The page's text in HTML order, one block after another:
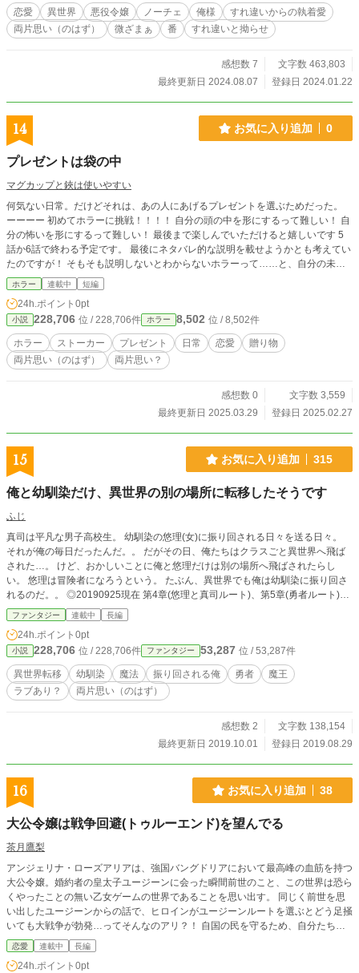
なのに。 ヒーローが悪役令嬢を好きになるはずがない！ 殿
下はただ興味を持っただけ、そこに愛なんて存在しない！
期待するだけ無駄！ しかし、番契約で結ばれたロルベーア
なはずじゃなかったのに！ ヒロインが現れたら殿下とともに
受けた呪いで一年後死ぬ身。けれど徐々に殿下へ惹かれてい
ら。この感情は番相手に生まれる偽物の感情なのだと自分に
言い聞かせ、ロルベーアは殿下から再び離れることを決める
恋愛 異世界 悪役令嬢 ノーチェ 俺様
すれ違いからの執着愛
両片思い（のはず）
微ざまぁ 番 すれ違いと拗らせ
感想数 7
文字数 463,803
最終更新日 2024.08.07
登録日 2024.01.22
14 お気に入り追加 0
プレゼントは袋の中
マグカップと鋏は使いやすい
何気ない日常。だけどそれは、あの人にあげるプレゼントを選ぶためだった。
ーーーー 初めてホラーに挑戦！！！！ 自分の頭の中を形にするって難しい！ 自
分の怖いを形にするって難しい！ 最後まで楽しんでいただけると嬉しいです 5
話か6話で終わる予定です。 最後にネタバレ的な説明を載せようかとも考えてい
たのですが！ そもそも説明しないとわからないホラーって……と、自分の未熟
さに悩み中です
ホラー 連載中 短編
24h.ポイント 0pt
小説 228,706 位 / 228,706件 ホラー 8,502 位 / 8,502件
ホラー ストーカー プレゼント 日常 恋愛
贈り物
両片思い（のはず）
両片思い？
感想数 0
文字数 3,559
最終更新日 2025.03.29
登録日 2025.02.27
15 お気に入り追加 315
俺と幼馴染だけ、異世界の別の場所に転移したそうです
ふじ
真司は平凡な男子高校生。 幼馴染の悠理(女)に振り回される日々を送る日々。
それが俺の毎日だったんだ。。 だがその日、俺たちはクラスごと異世界へ飛ば
された…。 けど、おかしいことに俺と悠理だけは別の場所へ飛ばされたらし
い。 悠理は冒険者になろうという。 たぶん、異世界でも俺は幼馴染に振り回さ
れるのだ。。 ◎20190925現在 第4章(悠理と真司ルート)、第5章(勇者ルート)を
並行して書いております。 時系列も同時並行となっております。 予定としては
第6章で合流予定です。 ◆暴力シーン,R-18は、もしかしたらあるかも？なの
で、その都度対応していきます。 ◆初めての執筆で緊張してます。お手柔らか
に。 ◆物語としてはゆるゆるペースです。ご了承くださいませ。 クラスメイト
の勇者御一行は途中で出てきます。 ◆誤字脱字、意味の取違い、などは教えて
もらえると勉強になります。
ファンタジー 連載中 長編
24h.ポイント 0pt
小説 228,706 位 / 228,706件 ファンタジー 53,287 位 / 53,287件
異世界転移 幼馴染 魔法 振り回される俺 勇者
魔王
ラブあり？
両片思い（のはず）
感想数 2
文字数 138,154
最終更新日 2019.10.01
登録日 2019.08.29
16 お気に入り追加 38
大公令嬢は戦争回避(トゥルーエンド)を望んでる
茶月鷹梨
アンジェリナ・ローズアリアは、強国バングドリアにおいて最高峰の血筋を持つ
大公令嬢。婚約者の皇太子ユージーンに会った瞬間前世のこと、この世界は恐ら
くやったことの無い乙女ゲームの世界であることを思い出す。 同じく前世を思
い出したユージーンからの話で、ヒロインがユージーンルートを選ぶとどう足掻
いても大戦争が勃発…ってそんなのアリ？！ 自国の民を守るため、自分たちが
平穏な暮らしを送るため、大公令嬢と皇太子の前世持ちコンビが呑気に学園生活
を満喫しつつ、乙ゲーフラグをバッキバキにおる物語。 なろうさん、カクヨム
さんでも公開中です
恋愛 連載中 長編
24h.ポイント 0pt